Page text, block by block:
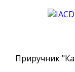
Приручник